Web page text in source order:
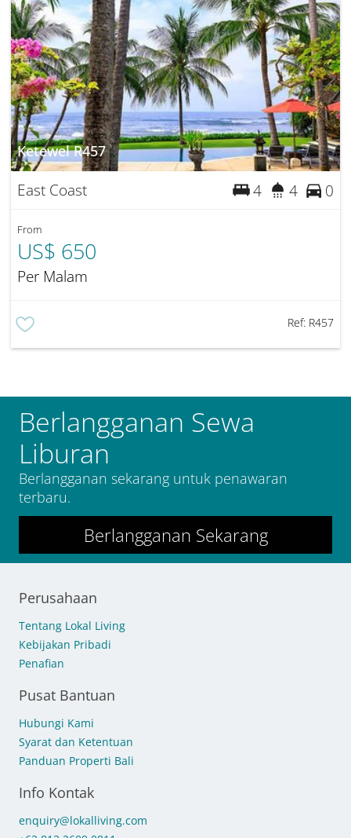
Ketewel R457
East Coast 4 4 0
From
US$ 650
Per Malam
Ref: R457
Berlangganan Sewa
Liburan
Berlangganan sekarang untuk penawaran
terbaru.
Berlangganan Sekarang
Perusahaan
Tentang Lokal Living
Kebijakan Pribadi
Penafian
Pusat Bantuan
Hubungi Kami
Syarat dan Ketentuan
Panduan Properti Bali
Info Kontak
enquiry@lokalliving.com